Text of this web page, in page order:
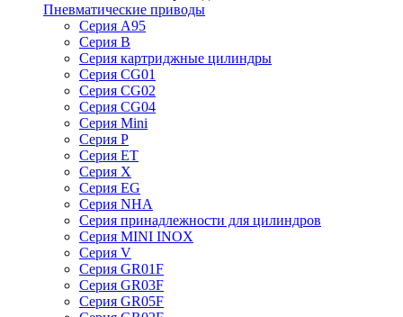
Пневматические приводы
Серия A95
Серия B
Серия картриджные цилиндры
Серия CG01
Серия CG02
Серия CG04
Серия Mini
Серия P
Серия ET
Серия X
Серия EG
Серия NHA
Серия принадлежности для цилиндров
Серия MINI INOX
Серия V
Серия GR01F
Серия GR03F
Серия GR05F